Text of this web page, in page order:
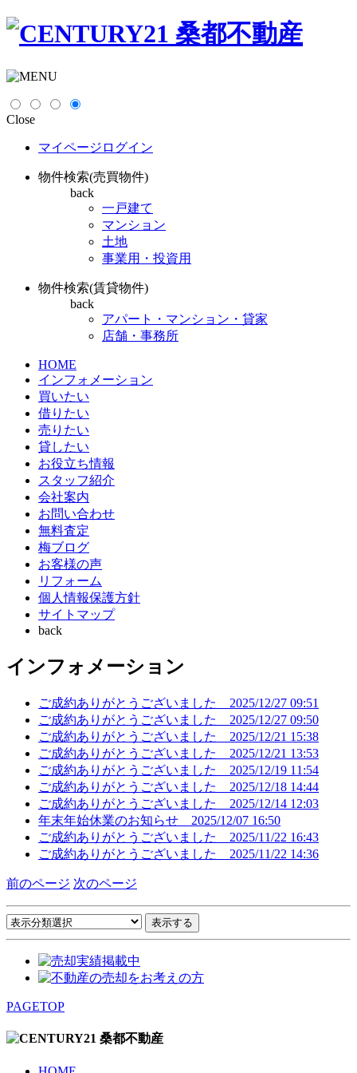
Close
マイページログイン
物件検索(売買物件)
back
一戸建て
マンション
土地
事業用・投資用
物件検索(賃貸物件)
back
アパート・マンション・貸家
店舗・事務所
HOME
インフォメーション
買いたい
借りたい
売りたい
貸したい
お役立ち情報
スタッフ紹介
会社案内
お問い合わせ
無料査定
梅ブログ
お客様の声
リフォーム
個人情報保護方針
サイトマップ
back
インフォメーション
ご成約ありがとうございました 2025/12/27 09:51
ご成約ありがとうございました 2025/12/27 09:50
ご成約ありがとうございました 2025/12/21 15:38
ご成約ありがとうございました 2025/12/21 13:53
ご成約ありがとうございました 2025/12/19 11:54
ご成約ありがとうございました 2025/12/18 14:44
ご成約ありがとうございました 2025/12/14 12:03
年末年始休業のお知らせ 2025/12/07 16:50
ご成約ありがとうございました 2025/11/22 16:43
ご成約ありがとうございました 2025/11/22 14:36
前のページ 次のページ
PAGETOP